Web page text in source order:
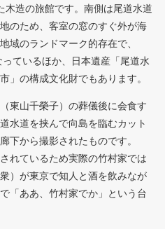
造の旅館です。南側は尾道水道
のため、客室の窓のすぐ外が海
域のランドマーク的存在で、
ているほか、日本遺産「尾道水
」の構成文化財でもあります。
東山千榮子）の葬儀後に会食す
水道を挟んで向島を臨むカット
下から撮影されたものです。
れているため実際の竹村家では
）が東京で知人と酒を飲みなが
「ああ、竹村家でか」という台